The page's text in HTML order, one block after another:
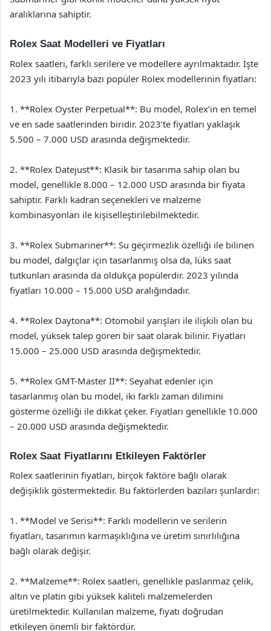
aralıklarına sahiptir.
Rolex Saat Modelleri ve Fiyatları
Rolex saatleri, farklı serilere ve modellere ayrılmaktadır. İşte
2023 yılı itibarıyla bazı popüler Rolex modellerinin fiyatları:
1. **Rolex Oyster Perpetual**: Bu model, Rolex’in en temel
ve en sade saatlerinden biridir. 2023’te fiyatları yaklaşık
5.500 – 7.000 USD arasında değişmektedir.
2. **Rolex Datejust**: Klasik bir tasarıma sahip olan bu
model, genellikle 8.000 – 12.000 USD arasında bir fiyata
sahiptir. Farklı kadran seçenekleri ve malzeme
kombinasyonları ile kişiselleştirilebilmektedir.
3. **Rolex Submariner**: Su geçirmezlik özelliği ile bilinen
bu model, dalgıçlar için tasarlanmış olsa da, lüks saat
tutkunları arasında da oldukça popülerdir. 2023 yılında
fiyatları 10.000 – 15.000 USD aralığındadır.
4. **Rolex Daytona**: Otomobil yarışları ile ilişkili olan bu
model, yüksek talep gören bir saat olarak bilinir. Fiyatları
15.000 – 25.000 USD arasında değişmektedir.
5. **Rolex GMT-Master II**: Seyahat edenler için
tasarlanmış olan bu model, iki farklı zaman dilimini
gösterme özelliği ile dikkat çeker. Fiyatları genellikle 10.000
– 20.000 USD arasında değişmektedir.
Rolex Saat Fiyatlarını Etkileyen Faktörler
Rolex saatlerinin fiyatları, birçok faktöre bağlı olarak
değişiklik göstermektedir. Bu faktörlerden bazıları şunlardır:
1. **Model ve Serisi**: Farklı modellerin ve serilerin
fiyatları, tasarımın karmaşıklığına ve üretim sınırlılığına
bağlı olarak değişir.
2. **Malzeme**: Rolex saatleri, genellikle paslanmaz çelik,
altın ve platin gibi yüksek kaliteli malzemelerden
üretilmektedir. Kullanılan malzeme, fiyatı doğrudan
etkileyen önemli bir faktördür.